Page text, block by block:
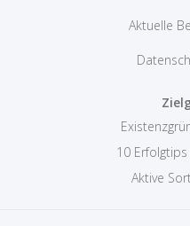
Aktuelle
10
Aktive